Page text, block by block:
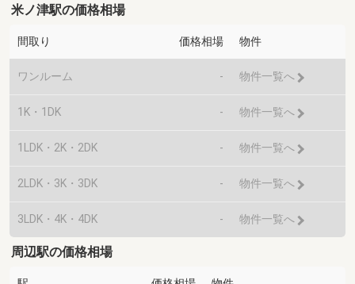
米ノ津駅の価格相場
間取り 価格相場 物件
ワンルーム - 物件一覧へ
1K・1DK - 物件一覧へ
1LDK・2K・2DK - 物件一覧へ
2LDK・3K・3DK - 物件一覧へ
3LDK・4K・4DK - 物件一覧へ
周辺駅の価格相場